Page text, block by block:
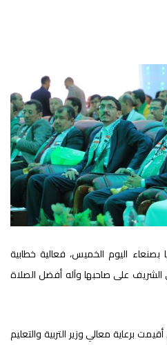
اليوم الخميس، فعالية خطابية
الشريف على صاحبها وآله أفضل الصلاة
برعاية معالي وزير التربية والتعليم